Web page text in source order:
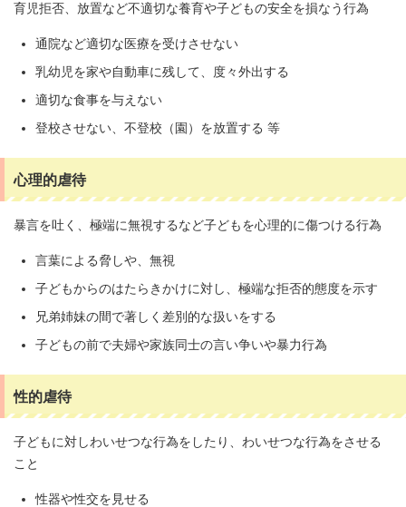
育児拒否、放置など不適切な養育や子どもの安全を損なう行為
通院など適切な医療を受けさせない
乳幼児を家や自動車に残して、度々外出する
適切な食事を与えない
登校させない、不登校（園）を放置する 等
心理的虐待
暴言を吐く、極端に無視するなど子どもを心理的に傷つける行為
言葉による脅しや、無視
子どもからのはたらきかけに対し、極端な拒否的態度を示す
兄弟姉妹の間で著しく差別的な扱いをする
子どもの前で夫婦や家族同士の言い争いや暴力行為
性的虐待
子どもに対しわいせつな行為をしたり、わいせつな行為をさせる
こと
性器や性交を見せる